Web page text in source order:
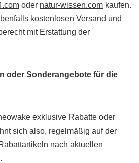
oder natur-wissen.com kaufen.
kostenlosen Versand und
mit Erstattung der
oder Sonderangebote für die
exklusive Rabatte oder
sich also, regelmäßig auf der
nach aktuellen